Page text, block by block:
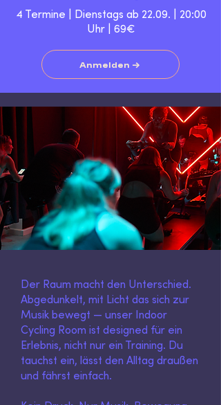
4 Termine | Dienstags ab 22.09. | 20:00
Uhr | 69€
Anmelden →
Der Raum macht den Unterschied.
Abgedunkelt, mit Licht das sich zur
Musik bewegt — unser Indoor
Cycling Room ist designed für ein
Erlebnis, nicht nur ein Training. Du
tauchst ein, lässt den Alltag draußen
und fährst einfach.